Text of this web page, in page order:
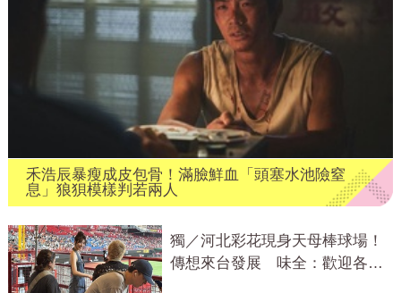
禾浩辰暴瘦成皮包骨！滿臉鮮血「頭塞水池險窒
息」狼狽模樣判若兩人
獨／河北彩花現身天母棒球場！
傳想來台發展 味全：歡迎各界